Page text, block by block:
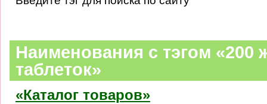
Наименования c тэгом «200
таблеток»
«Каталог товаров»